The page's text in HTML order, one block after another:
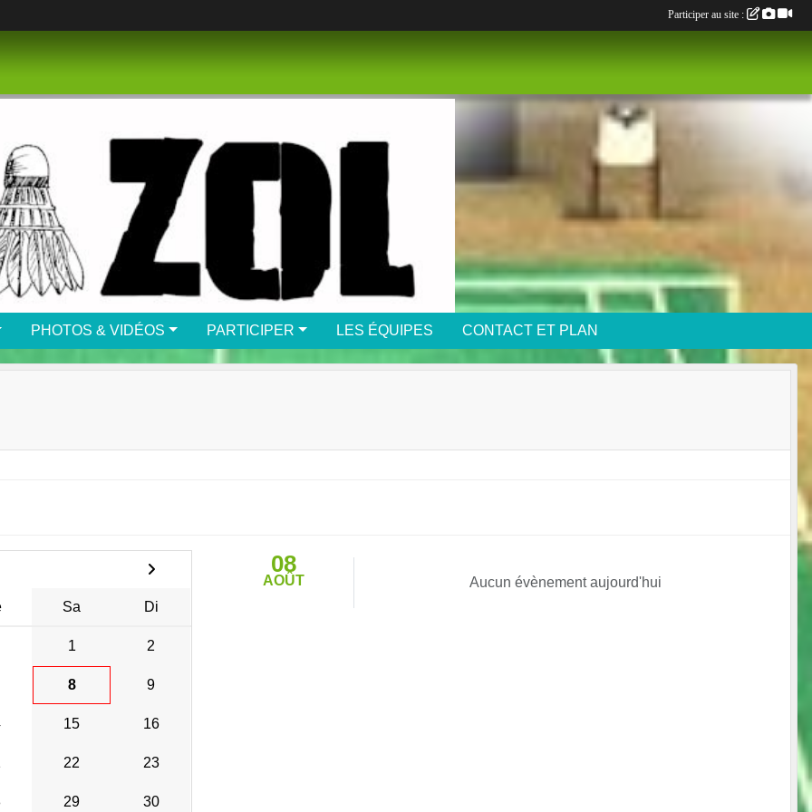
PHOTOS & VIDÉOS PARTICIPER LES ÉQUIPES CONTACT ET PLAN
Sa Di
1 2
8 9
15 16
22 23
29 30
08
AOÛT Aucun évènement aujourd'hui
Participer au site :